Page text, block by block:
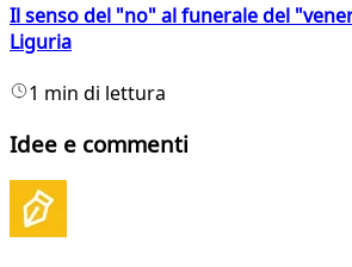
Il senso del "no" al funerale del
Liguria
1 min di lettura
Idee e commenti